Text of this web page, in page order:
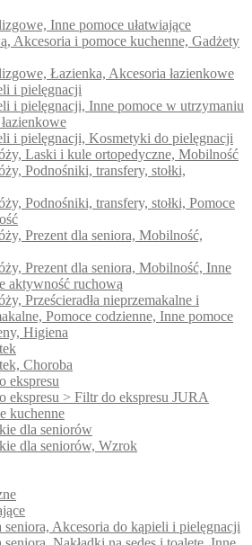
Inne pomoce ułatwiające
Akcesoria i pomoce kuchenne, Gadżety
Łazienka, Akcesoria łazienkowe
i pielęgnacji
i pielęgnacji, Inne pomoce w utrzymaniu
i pielęgnacji, Kosmetyki do pielęgnacji
Laski i kule ortopedyczne, Mobilność
Podnośniki, transfery, stołki,
Podnośniki, transfery, stołki, Pomoce
Prezent dla seniora, Mobilność,
Prezent dla seniora, Mobilność, Inne
aktywność ruchową
Prześcieradła nieprzemakalne i
Pomoce codzienne, Inne pomoce
Higiena
Choroba
ekspresu
ekspresu > Filtr do ekspresu JURA
kuchenne
dla seniorów
dla seniorów, Wzrok
Akcesoria do kąpieli i pielęgnacji